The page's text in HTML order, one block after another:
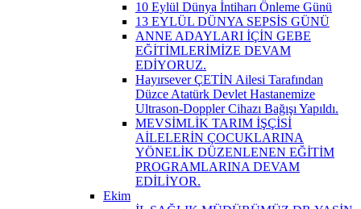
10 Eylül Dünya İntiharı Önleme Günü
13 EYLÜL DÜNYA SEPSİS GÜNÜ
ANNE ADAYLARI İÇİN GEBE
EĞİTİMLERİMİZE DEVAM
EDİYORUZ.
Hayırsever ÇETİN Ailesi Tarafından
Düzce Atatürk Devlet Hastanemize
Ultrason-Doppler Cihazı Bağışı Yapıldı.
MEVSİMLİK TARIM İŞÇİSİ
AİLELERİN ÇOCUKLARINA
YÖNELİK DÜZENLENEN EĞİTİM
PROGRAMLARINA DEVAM
EDİLİYOR.
Ekim